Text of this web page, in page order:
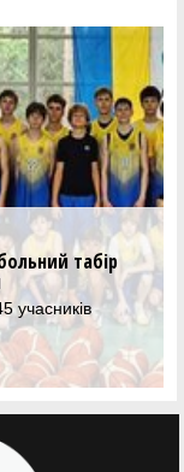
табір
учасників